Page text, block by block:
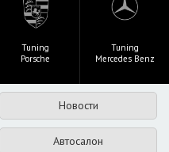
Tuning
Porsche
Tuning
Mercedes Benz
Новости
Автосалон